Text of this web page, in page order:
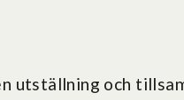
utställning och